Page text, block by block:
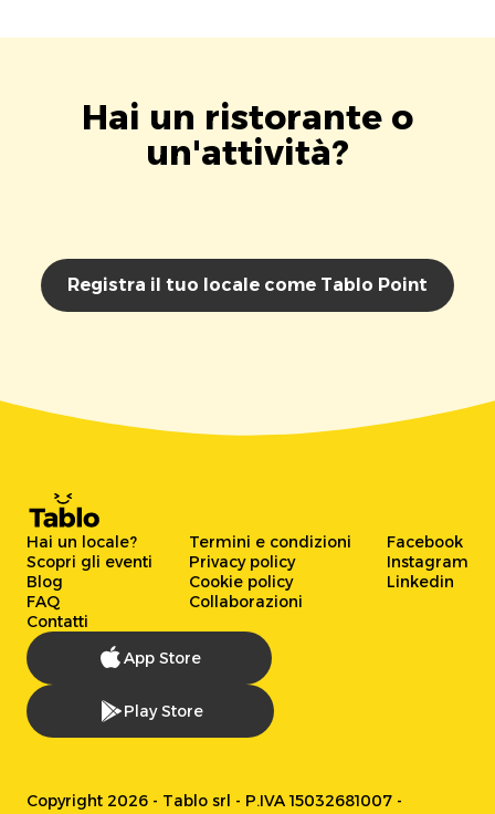
Hai un ristorante o
un'attività?
Registra il tuo locale come Tablo Point
Hai un locale?
Scopri gli eventi
Blog
FAQ
Contatti
Termini e condizioni
Privacy policy
Cookie policy
Collaborazioni
Facebook
Instagram
Linkedin
App Store
Play Store
Copyright 2026 - Tablo srl - P.IVA 15032681007 -